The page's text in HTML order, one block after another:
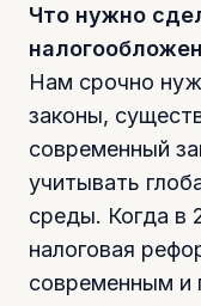
Что нужно
Нам срочно
законы,
современный
учитывать
среды. Когда в
налоговая
современным и